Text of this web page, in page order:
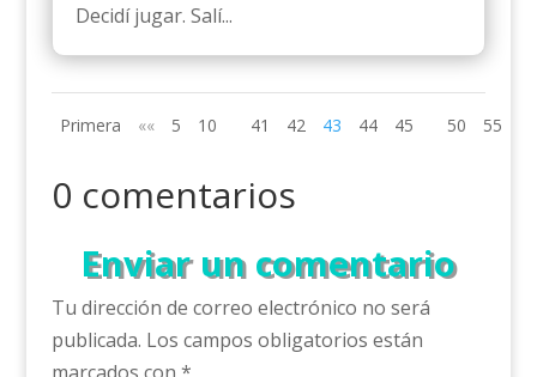
Decidí jugar. Salí...
Primera «« 5 10 41 42 43 44 45 50 55
0 comentarios
Enviar un comentario
Tu dirección de correo electrónico no será
publicada. Los campos obligatorios están